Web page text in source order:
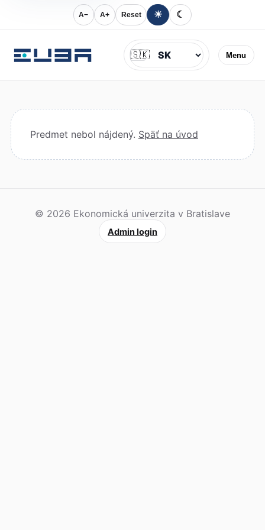
A− A+ Reset ☀ ☾
Menu
Jazyk
🇸🇰
Predmet nebol nájdený. Späť na úvod
© 2026 Ekonomická univerzita v Bratislave
Admin login